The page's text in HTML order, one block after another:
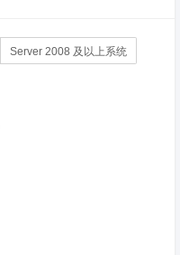
Server 2008 及以上系统